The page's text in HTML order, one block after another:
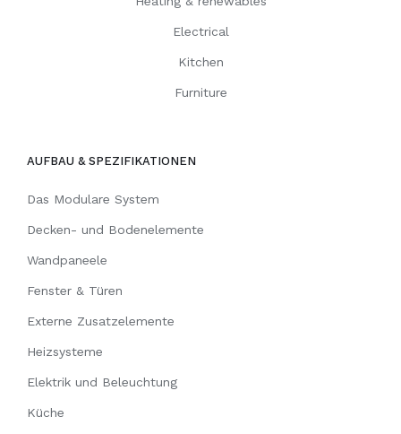
Electrical
Kitchen
Furniture
AUFBAU & SPEZIFIKATIONEN
Das Modulare System
Decken- und Bodenelemente
Wandpaneele
Fenster & Türen
Externe Zusatzelemente
Heizsysteme
Elektrik und Beleuchtung
Küche